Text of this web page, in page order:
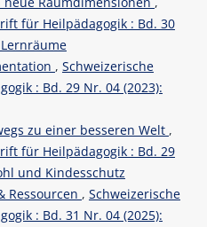
für Heilpädagogik : Bd. 30
, Schweizerische
: Bd. 29 Nr. 04 (2023):
zu einer besseren Welt ,
für Heilpädagogik : Bd. 29
und Kindesschutz
Ressourcen , Schweizerische
: Bd. 31 Nr. 04 (2025):